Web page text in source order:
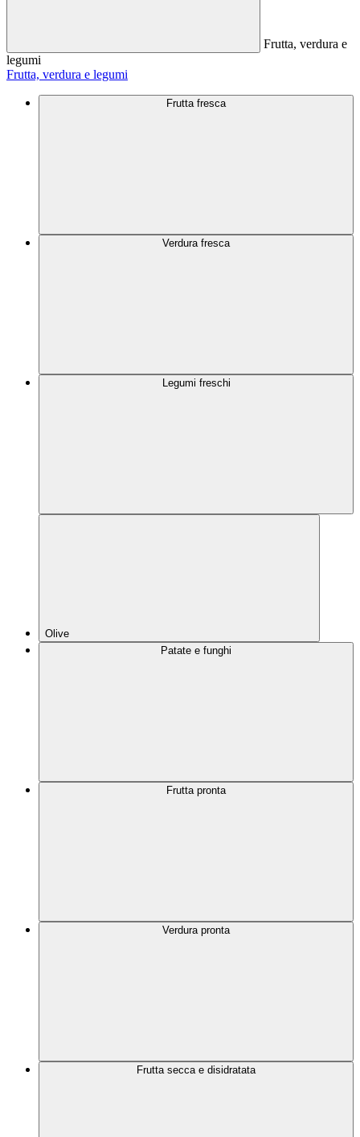
Frutta, verdura e
legumi
Frutta, verdura e legumi
Frutta fresca
Verdura fresca
Legumi freschi
Olive
Patate e funghi
Frutta pronta
Verdura pronta
Frutta secca e disidratata